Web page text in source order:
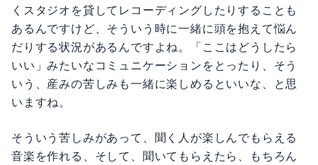
くスタジオを貸してレコーディングしたりすることも
あるんですけど、そういう時に一緒に頭を抱えて悩ん
だりする状況があるんですよね。「ここはどうしたら
いい」みたいなコミュニケーションをとったり、そう
いう、産みの苦しみも一緒に楽しめるといいな、と思
いますね。
そういう苦しみがあって、聞く人が楽しんでもらえる
音楽を作れる、そして、聞いてもらえたら、もちろん